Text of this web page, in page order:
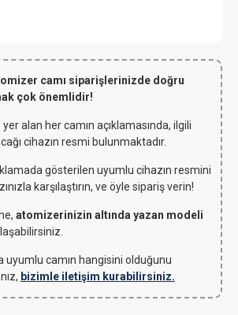
camı siparişlerinizde doğru
çok önemlidir!
alan her camın açıklamasında, ilgili
cihazın resmi bulunmaktadır.
gösterilen uyumlu cihazın resmini
karşılaştırın, ve öyle sipariş verin!
atomizerinizin altında yazan modeli
uyumlu camın hangisini olduğunu
bizimle iletişim kurabilirsiniz.